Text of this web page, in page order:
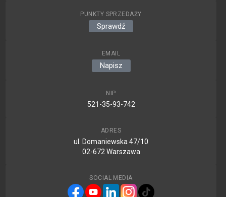
PUNKTY SPRZEDAŻY
Sprawdź
EMAIL
Napisz
NIP
521-35-93-742
ADRES
ul. Domaniewska 47/10
02-672 Warszawa
SOCIAL MEDIA